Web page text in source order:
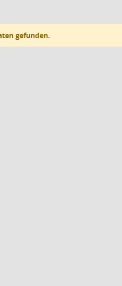
gefunden.